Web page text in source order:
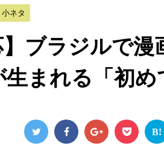
e
小ネタ
】ブラジルで
まれる「初め
B!